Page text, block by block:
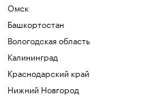
Омск
Башкортостан
Вологодская область
Калининград
Краснодарский край
Нижний Новгород